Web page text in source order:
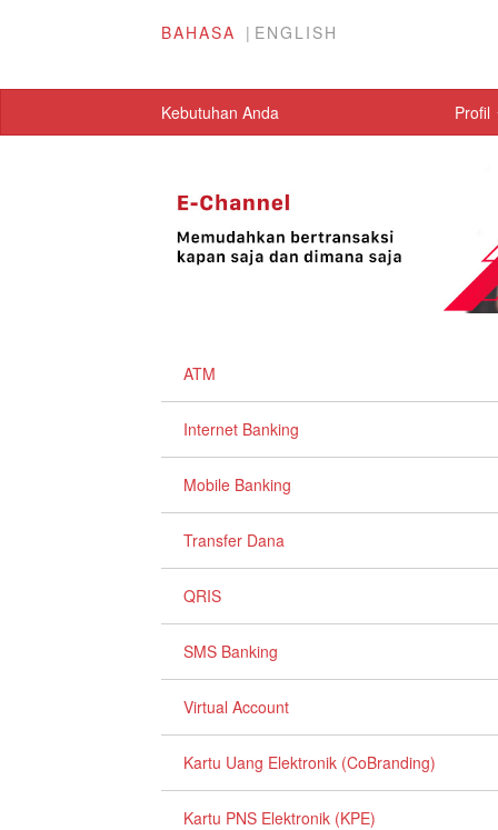
BAHASA ENGLISH
Kebutuhan Anda Profil
ATM
Internet Banking
Mobile Banking
Transfer Dana
QRIS
SMS Banking
Virtual Account
Kartu Uang Elektronik (CoBranding)
Kartu PNS Elektronik (KPE)